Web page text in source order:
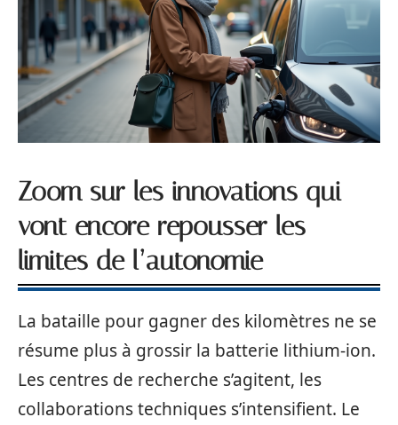
Zoom sur les innovations qui
vont encore repousser les
limites de l’autonomie
La bataille pour gagner des kilomètres ne se
résume plus à grossir la batterie lithium-ion.
Les centres de recherche s’agitent, les
collaborations techniques s’intensifient. Le